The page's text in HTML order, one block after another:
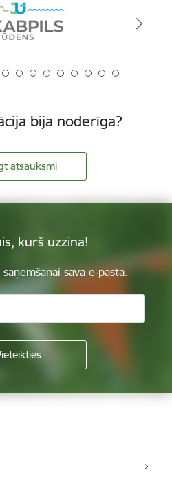
bija noderīga?
atsauksmi
kurš uzzina!
savā e-pastā.